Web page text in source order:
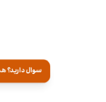
سوال دارید؟